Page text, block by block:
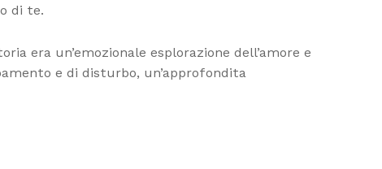
di te.
era un’emozionale esplorazione dell’amore e
e di disturbo, un’approfondita